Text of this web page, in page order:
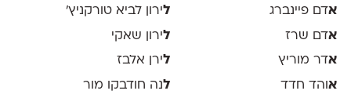
אדם פיינברג
אדם שרז
אדר מוריץ
אוהד חדד
לירון לביא טורקניץ׳
לירון שאקי
לירן אלבז
לנה חודבקו מור